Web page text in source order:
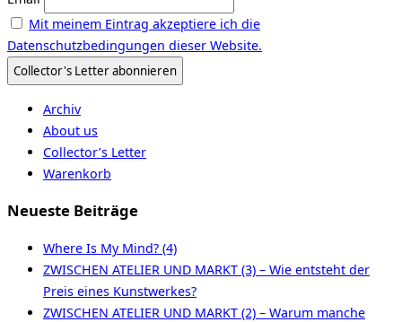
Mit meinem Eintrag akzeptiere ich die
Datenschutzbedingungen dieser Website.
Archiv
About us
Collector’s Letter
Warenkorb
Neueste Beiträge
Where Is My Mind? (4)
ZWISCHEN ATELIER UND MARKT (3) – Wie entsteht der
Preis eines Kunstwerkes?
ZWISCHEN ATELIER UND MARKT (2) – Warum manche